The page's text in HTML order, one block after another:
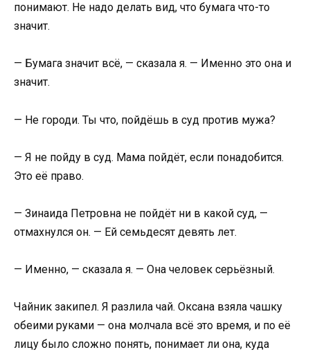
понимают. Не надо делать вид, что бумага что-то
значит.
— Бумага значит всё, — сказала я. — Именно это она и
значит.
— Не городи. Ты что, пойдёшь в суд против мужа?
— Я не пойду в суд. Мама пойдёт, если понадобится.
Это её право.
— Зинаида Петровна не пойдёт ни в какой суд, —
отмахнулся он. — Ей семьдесят девять лет.
— Именно, — сказала я. — Она человек серьёзный.
Чайник закипел. Я разлила чай. Оксана взяла чашку
обеими руками — она молчала всё это время, и по её
лицу было сложно понять, понимает ли она, куда